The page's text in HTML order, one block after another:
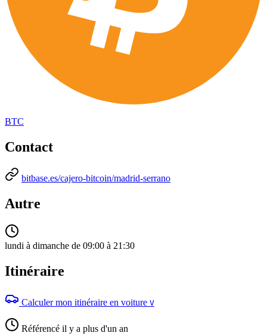
BTC
Contact
bitbase.es/cajero-bitcoin/madrid-serrano
Autre
lundi à dimanche de 09:00 à 21:30
Itinéraire
Calculer mon itinéraire en voiture V
Référencé il y a plus d'un an